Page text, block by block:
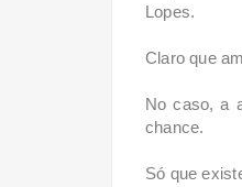
Lopes.
Claro que
No caso, a
chance.
Só que